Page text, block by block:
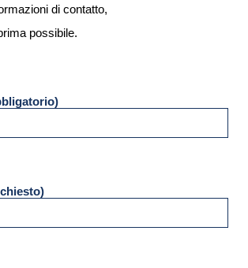
di contatto,
possibile.